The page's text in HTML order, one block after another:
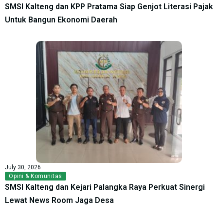
SMSI Kalteng dan KPP Pratama Siap Genjot Literasi Pajak
Untuk Bangun Ekonomi Daerah
July 30, 2026
Opini & Komunitas
SMSI Kalteng dan Kejari Palangka Raya Perkuat Sinergi
Lewat News Room Jaga Desa